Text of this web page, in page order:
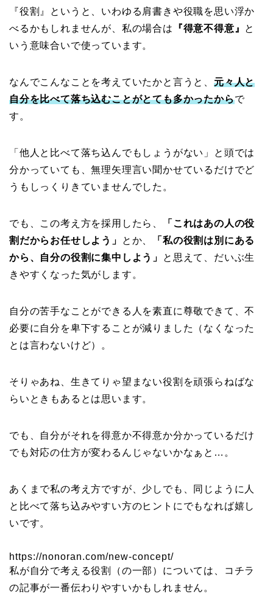
『役割』というと、いわゆる肩書きや役職を思い浮か
べるかもしれませんが、私の場合は
『得意不得意』 と
いう意味合いで使っています。
なんでこんなことを考えていたかと言うと、 元々人と
自分を比べて落ち込むことがとても多かったからで
す。
「他人と比べて落ち込んでもしょうがない」と頭では
分かっていても、無理矢理言い聞かせているだけでど
うもしっくりきていませんでした。
でも、この考え方を採用したら、
「これはあの人の役
割だからお任せしよう」
とか、
「私の役割は別にある
から、自分の役割に集中しよう」
と思えて、だいぶ生
きやすくなった気がします。
自分の苦手なことができる人を素直に尊敬できて、不
必要に自分を卑下することが減りました（なくなった
とは言わないけど）。
そりゃあね、生きてりゃ望まない役割を頑張らねばな
らいときもあるとは思います。
でも、自分がそれを得意か不得意か分かっているだけ
でも対応の仕方が変わるんじゃないかなぁと…。
あくまで私の考え方ですが、少しでも、同じように人
と比べて落ち込みやすい方のヒントにでもなれば嬉し
いです。
https://nonoran.com/new-concept/
私が自分で考える役割（の一部）については、コチラ
の記事が一番伝わりやすいかもしれません。